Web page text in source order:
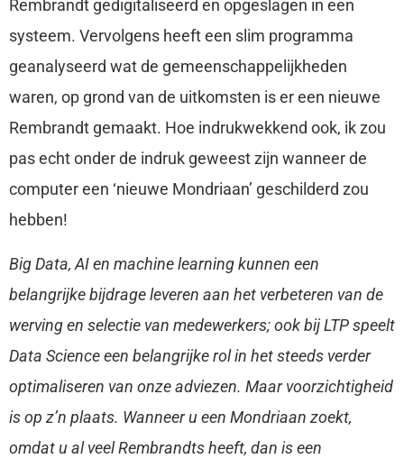
Rembrandt gedigitaliseerd en opgeslagen in een
systeem. Vervolgens heeft een slim programma
geanalyseerd wat de gemeenschappelijkheden
waren, op grond van de uitkomsten is er een nieuwe
Rembrandt gemaakt. Hoe indrukwekkend ook, ik zou
pas echt onder de indruk geweest zijn wanneer de
computer een ‘nieuwe Mondriaan’ geschilderd zou
hebben!
Big Data, AI en machine learning kunnen een
belangrijke bijdrage leveren aan het verbeteren van de
werving en selectie van medewerkers; ook bij LTP speelt
Data Science een belangrijke rol in het steeds verder
optimaliseren van onze adviezen. Maar voorzichtigheid
is op z’n plaats. Wanneer u een Mondriaan zoekt,
omdat u al veel Rembrandts heeft, dan is een